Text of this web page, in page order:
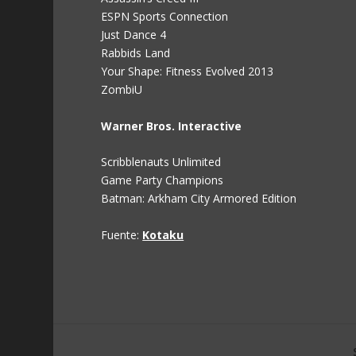
ESPN Sports Connection
Just Dance 4
Rabbids Land
Your Shape: Fitness Evolved 2013
ZombiU
Warner Bros. Interactive
Scribblenauts Unlimited
Game Party Champions
Batman: Arkham City Armored Edition
Fuente: Kotaku